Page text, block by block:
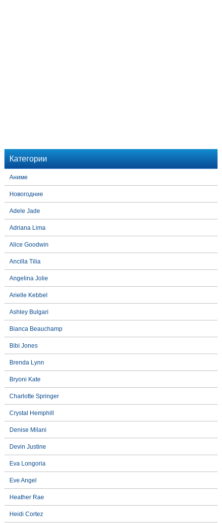
Категории
Аниме
Новогодние
Adele Jade
Adriana Lima
Alice Goodwin
Ancilla Tilia
Angelina Jolie
Arielle Kebbel
Ashley Bulgari
Bianca Beauchamp
Bibi Jones
Brenda Lynn
Bryoni Kate
Charlotte Springer
Crystal Hemphill
Denise Milani
Devin Justine
Eva Longoria
Eve Angel
Heather Rae
Heidi Cortez